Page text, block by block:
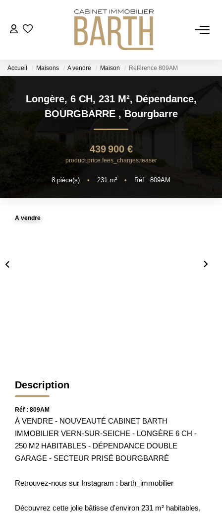
ESTIMER
VENDRE
Accueil Maisons A vendre Maison Référence 809AM
Longère, 6 CH, 231 M², Dépendance,
BOURGBARRE , Bourgbarre
439 900 €
product.price.fees_charges.teaser
8 pièce(s) • 231 m² • Réf : 809AM
A vendre
Description
Réf : 809AM
À VENDRE - NOUVEAUTÉ CABINET BARTH
IMMOBILIER VERN-SUR-SEICHE - LONGÈRE 6 CH -
250 M2 HABITABLES - DÉPENDANCE DOUBLE
GARAGE - SECTEUR PRISÉ BOURGBARRÉ
Retrouvez-nous sur Instagram : barth_immobilier
Découvrez cette jolie bâtisse d'environ 231 m² habitables,